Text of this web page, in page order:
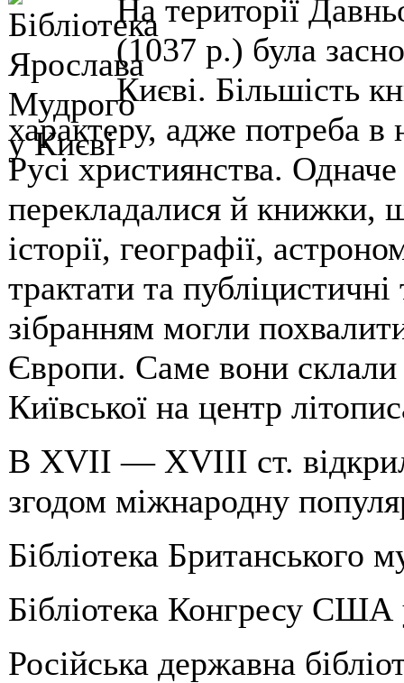
На території
(1037 р.) була
Києві. Більшість
характеру, адже потреба
Русі християнства.
перекладалися й книжки,
історії, географії,
трактати та
зібранням могли
Європи. Саме вони склали
Київської на центр
В XVII — XVIII ст.
згодом міжнародну
Бібліотека Британського
Бібліотека Конгресу
Російська державна